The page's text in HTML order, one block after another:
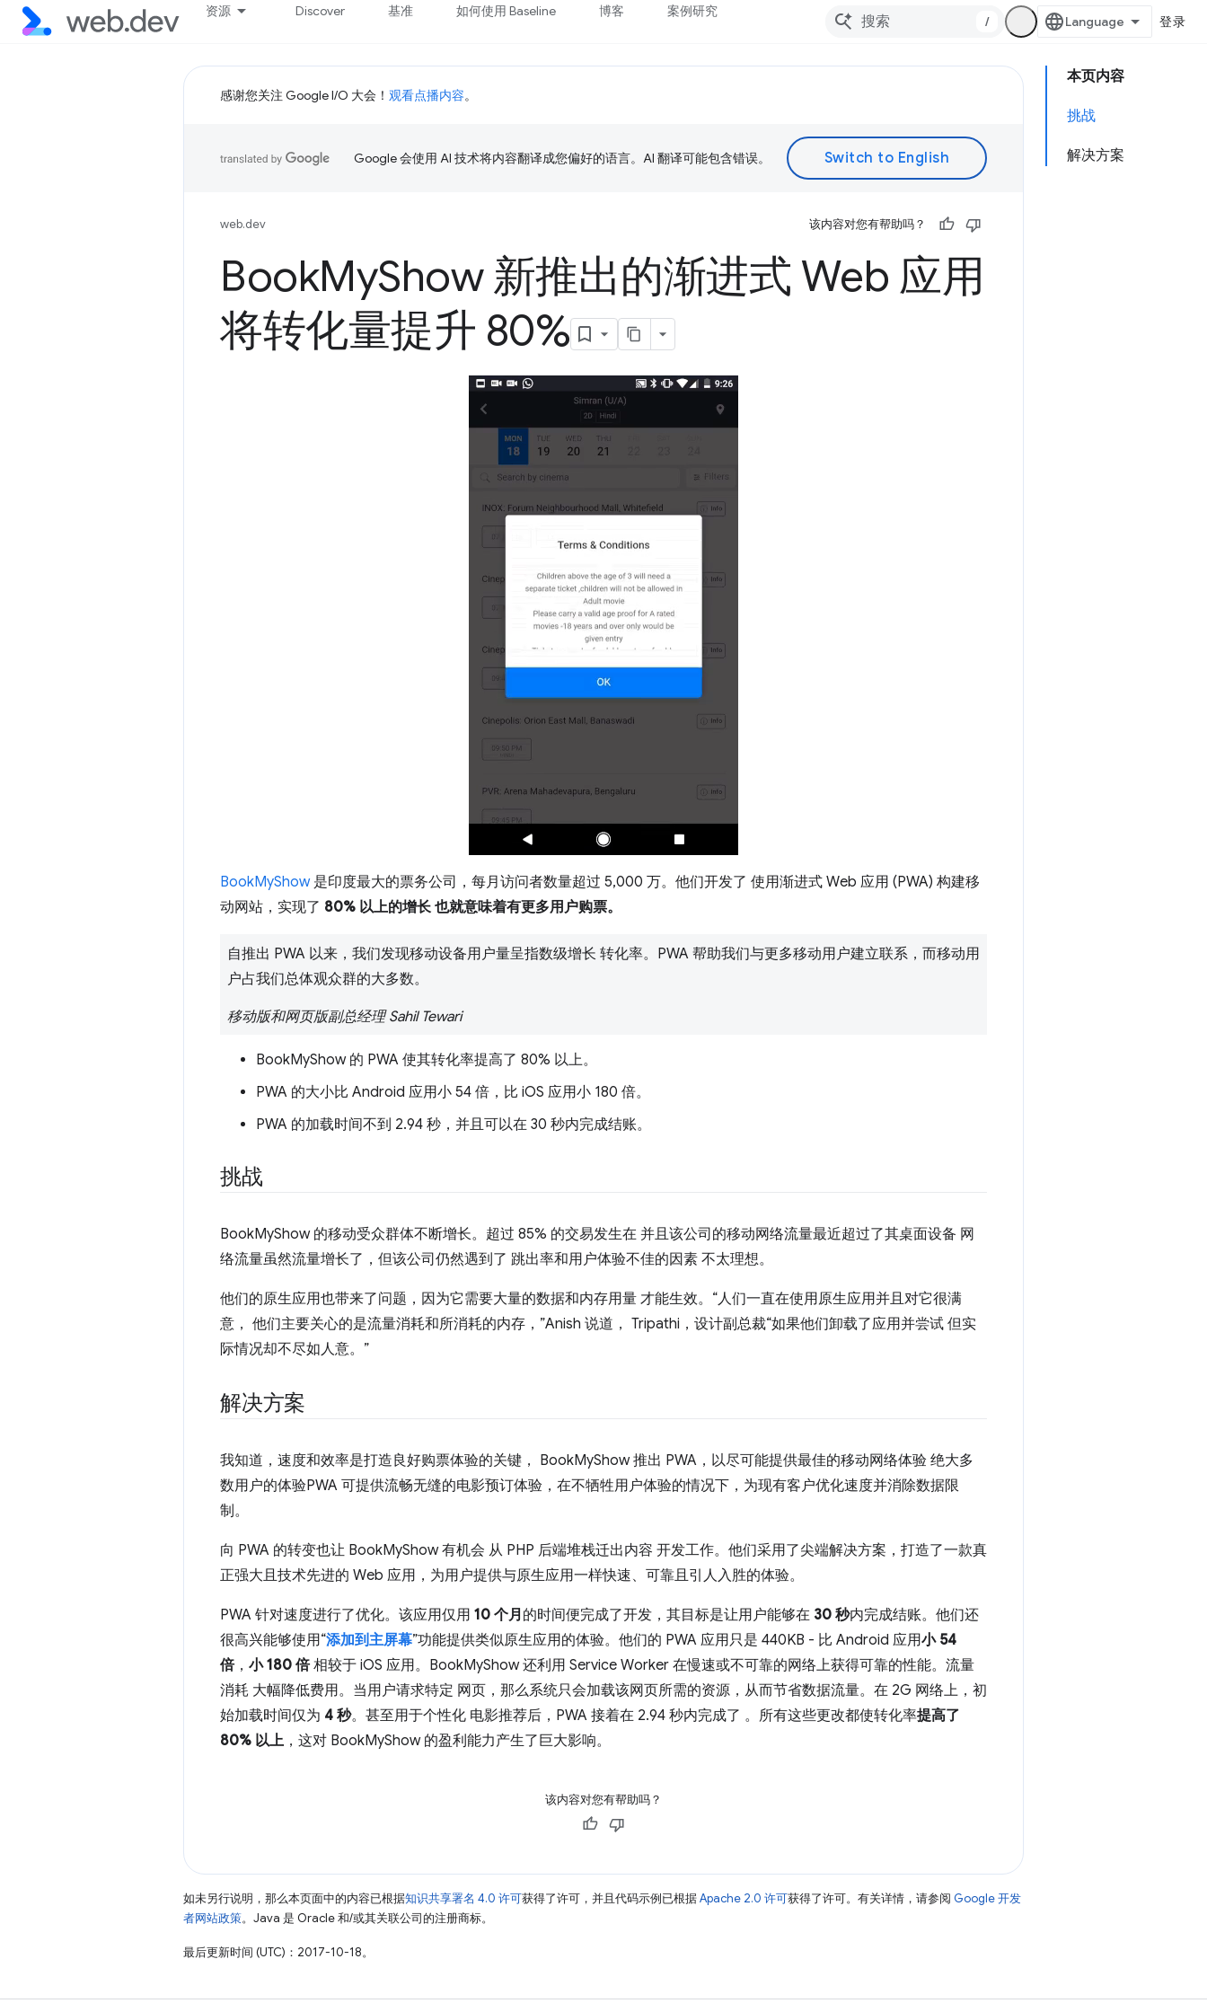
资源 Discover 基准 如何使用 Baseline 博客 案例研究
/ 登录
本页内容
挑战
解决方案
感谢您关注 Google I/O 大会！ 观看点播内容。
Google 会使用 AI 技术将内容翻译成您偏好的语言。AI 翻译可能包含错误。
web.dev 该内容对您有帮助吗？
BookMyShow 新推出的渐进式 Web 应用
将转化量提升 80%
BookMyShow是印度最大的票务公司，每月访问者数量超过 5,000 万。他们开发了 使用渐进式 Web 应用 (PWA) 构建移
动网站，实现了 80% 以上的增长 也就意味着有更多用户购票。
自推出 PWA 以来，我们发现移动设备用户量呈指数级增长 转化率。PWA 帮助我们与更多移动用户建立联系，而移动用
户占我们总体观众群的大多数。
移动版和网页版副总经理 Sahil Tewari
BookMyShow 的 PWA 使其转化率提高了 80% 以上。
PWA 的大小比 Android 应用小 54 倍，比 iOS 应用小 180 倍。
PWA 的加载时间不到 2.94 秒，并且可以在 30 秒内完成结账。
挑战
BookMyShow 的移动受众群体不断增长。超过 85% 的交易发生在 并且该公司的移动网络流量最近超过了其桌面设备 网
络流量虽然流量增长了，但该公司仍然遇到了 跳出率和用户体验不佳的因素 不太理想。
他们的原生应用也带来了问题，因为它需要大量的数据和内存用量 才能生效。“人们一直在使用原生应用并且对它很满
意， 他们主要关心的是流量消耗和所消耗的内存，”Anish 说道， Tripathi，设计副总裁“如果他们卸载了应用并尝试 但实
际情况却不尽如人意。”
解决方案
我知道，速度和效率是打造良好购票体验的关键， BookMyShow 推出 PWA，以尽可能提供最佳的移动网络体验 绝大多
数用户的体验PWA 可提供流畅无缝的电影预订体验，在不牺牲用户体验的情况下，为现有客户优化速度并消除数据限
制。
向 PWA 的转变也让 BookMyShow 有机会 从 PHP 后端堆栈迁出内容 开发工作。他们采用了尖端解决方案，打造了一款真
正强大且技术先进的 Web 应用，为用户提供与原生应用一样快速、可靠且引人入胜的体验。
PWA 针对速度进行了优化。该应用仅用 10 个月 的时间便完成了开发，其目标是让用户能够在 30 秒内完成结账。他们还
很高兴能够使用“添加到主屏幕”功能提供类似原生应用的体验。他们的 PWA 应用只是 440KB - 比 Android 应用小 54
倍， 小 180 倍相较于 iOS 应用。BookMyShow 还利用 Service Worker 在慢速或不可靠的网络上获得可靠的性能。流量
消耗 大幅降低费用。当用户请求特定 网页，那么系统只会加载该网页所需的资源，从而节省数据流量。在 2G 网络上，初
始加载时间仅为 4 秒。甚至用于个性化 电影推荐后，PWA 接着在 2.94 秒内完成了 。所有这些更改都使转化率提高了
80% 以上 ，这对 BookMyShow 的盈利能力产生了巨大影响。
该内容对您有帮助吗？
如未另行说明，那么本页面中的内容已根据知识共享署名 4.0 许可获得了许可，并且代码示例已根据Apache 2.0 许可获得了许可。有关详情，请参阅 Google 开发
者网站政策。Java 是 Oracle 和/或其关联公司的注册商标。
最后更新时间 (UTC)：2017-10-18。